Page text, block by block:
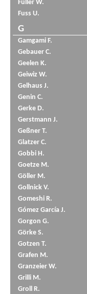
Füller W.
Fuss U.
G
Gamgami F.
Gebauer C.
Geelen K.
Geiwiz W.
Gelhaus J.
Genin C.
Gerke D.
Gerstmann J.
Geßner T.
Glatzer C.
Gobbi H.
Goetze M.
Göller M.
Gollnick V.
Gomeshi R.
Gómez García J.
Gorgon G.
Görke S.
Gotzen T.
Grafen M.
Granzeier W.
Grilli M.
Groll R.